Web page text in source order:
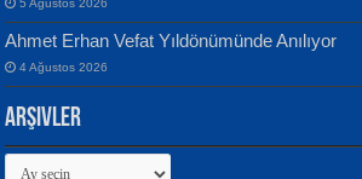
5 Ağustos 2026
Ahmet Erhan Vefat Yıldönümünde Anılıyor
4 Ağustos 2026
Arşivler
Arşivler